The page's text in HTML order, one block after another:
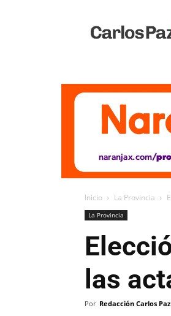
Vivo
Inicio La Provincia
La Provincia
las
Por Redacción Carlos